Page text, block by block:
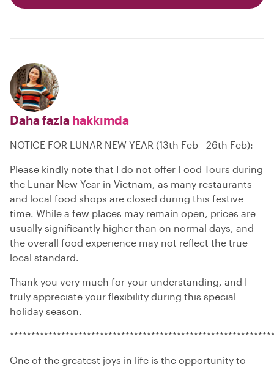
Daha fazla hakkımda
NOTICE FOR LUNAR NEW YEAR (13th Feb - 26th Feb):
Please kindly note that I do not offer Food Tours during
the Lunar New Year in Vietnam, as many restaurants
and local food shops are closed during this festive
time. While a few places may remain open, prices are
usually significantly higher than on normal days, and
the overall food experience may not reflect the true
local standard.
Thank you very much for your understanding, and I
truly appreciate your flexibility during this special
holiday season.
One of the greatest joys in life is the opportunity to